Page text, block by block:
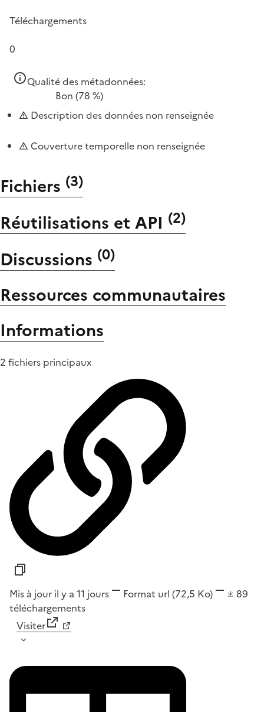
Téléchargements
0
Qualité des métadonnées:
Bon (78 %)
Description des données non renseignée
Couverture temporelle non renseignée
Fichiers (3)
Réutilisations et API (2)
Discussions (0)
Ressources communautaires
Informations
2 fichiers principaux
Mis à jour il y a 11 jours Format url (72,5 Ko)
89
téléchargements
Visiter